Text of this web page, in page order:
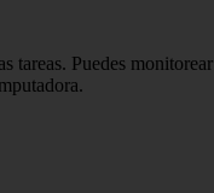
Puedes